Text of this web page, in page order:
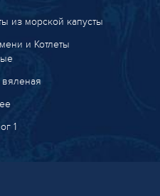
из морской капусты
и Котлеты
1